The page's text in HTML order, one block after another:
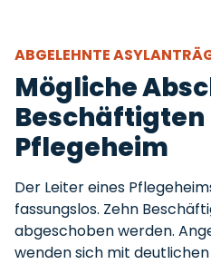
ABGELEHNTE
Mögliche
Pflegeheim
Der Leiter eines
fassungslos. Zehn
abgeschoben werden.
wenden sich mit